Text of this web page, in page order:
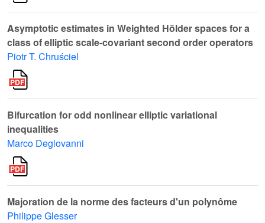
Asymptotic estimates in Weighted Hölder spaces for a
class of elliptic scale-covariant second order operators
Piotr T. Chruściel
Bifurcation for odd nonlinear elliptic variational
inequalities
Marco Degiovanni
Majoration de la norme des facteurs d'un polynôme
Philippe Glesser